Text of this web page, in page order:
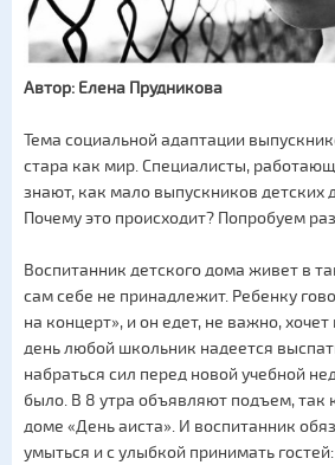
Автор: Елена Прудникова
Тема социальной адаптации
стара как мир. Специалисты,
знают, как мало выпускников
Почему это происходит? Попробуем
Воспитанник детского дома живет в
сам себе не принадлежит. Ребенку
на концерт», и он едет, не важно,
день любой школьник надеется
набраться сил перед новой учебной
было. В 8 утра объявляют подъем, так
доме «День аиста». И воспитанник
умыться и с улыбкой принимать